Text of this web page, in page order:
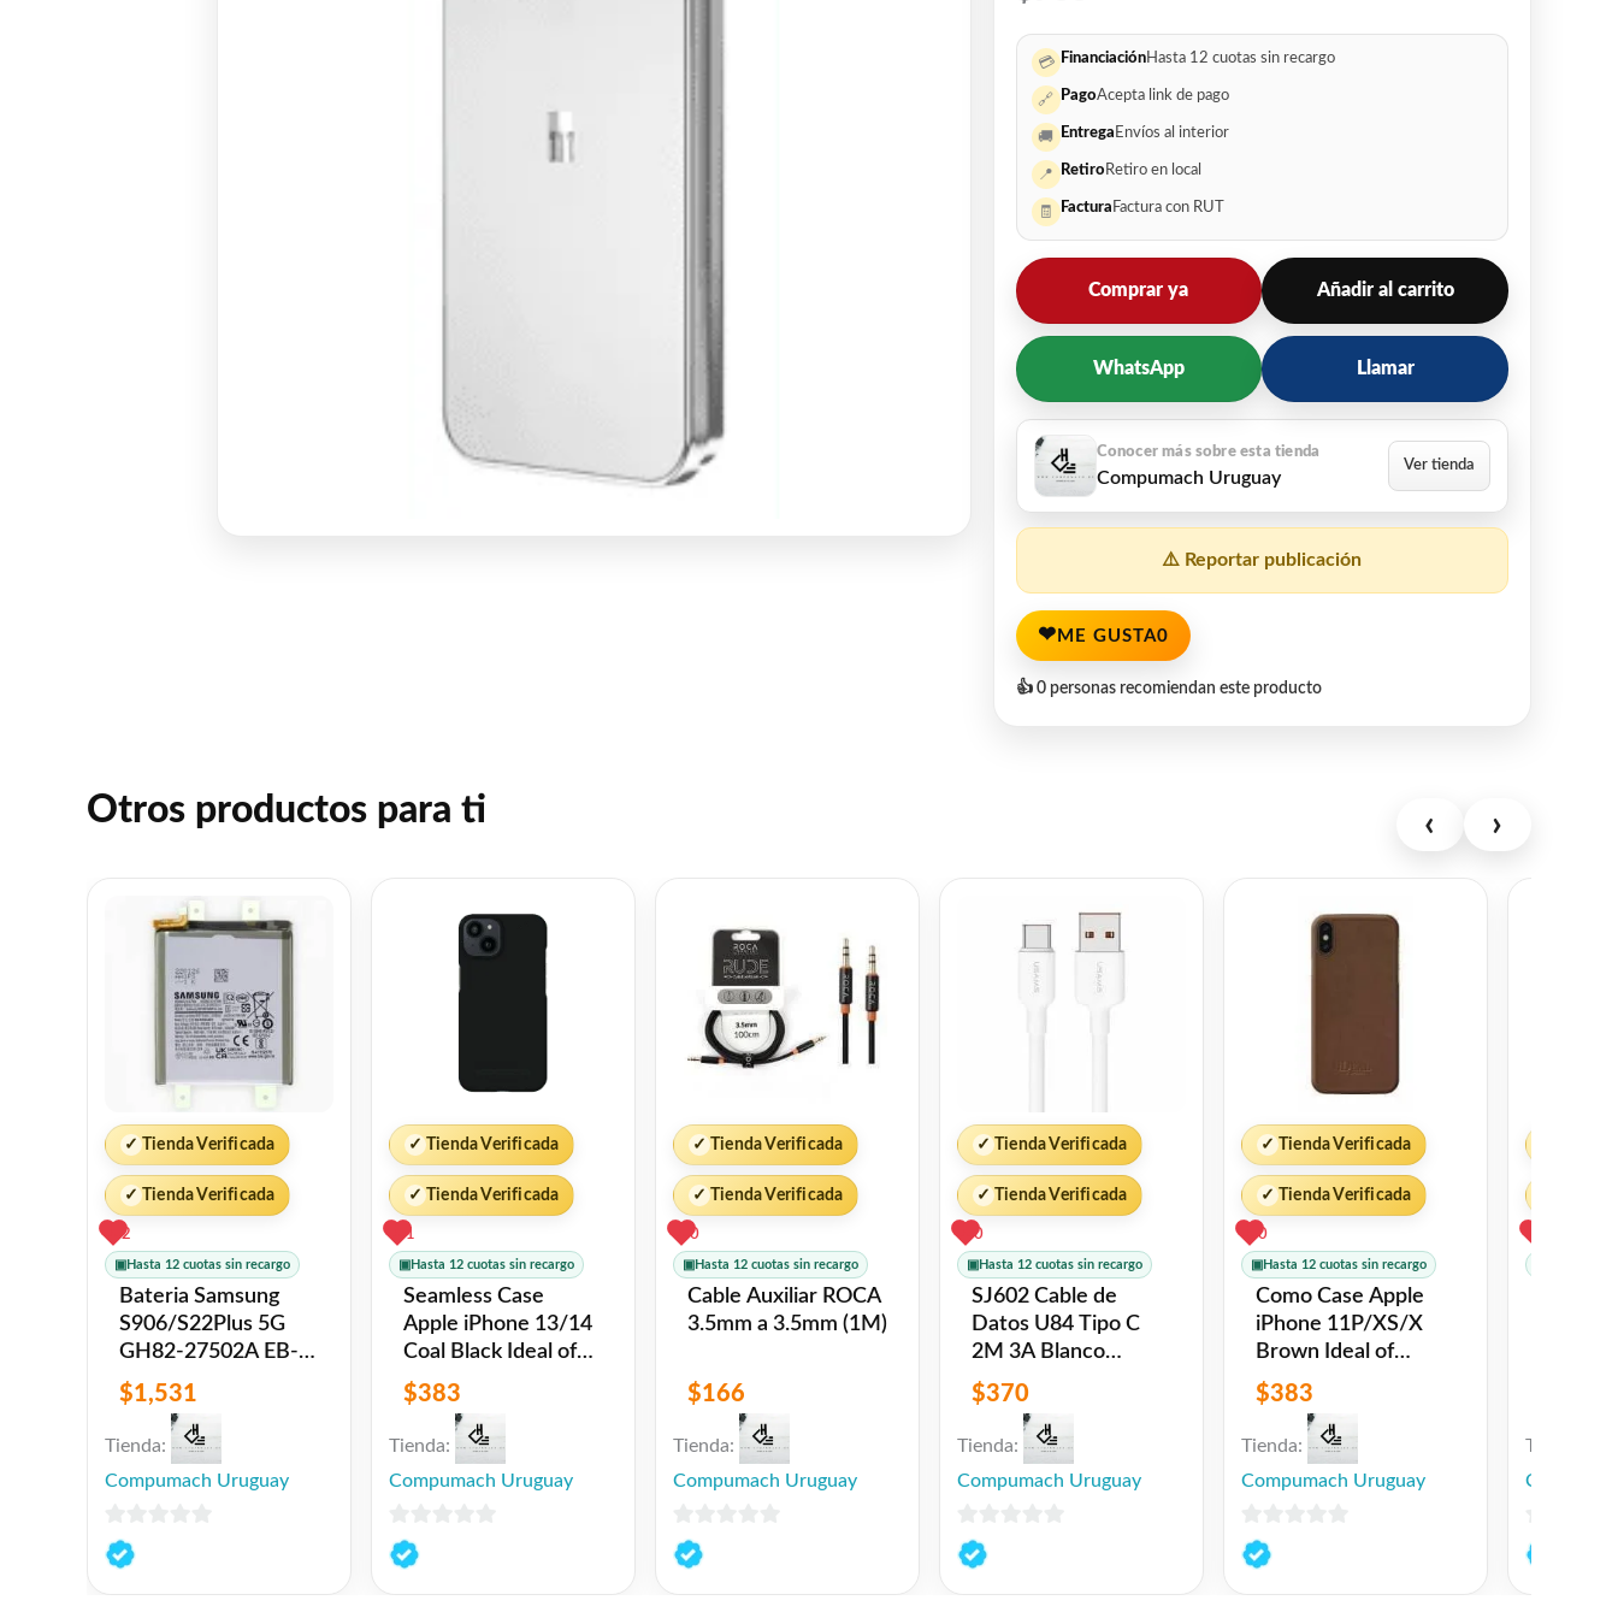
💳 FinanciaciónHasta 12 cuotas sin recargo
🔗 PagoAcepta link de pago
🚚 Entrega Envíos al interior
📍 Retiro Retiro en local
🧾 Factura Factura con RUT
Comprar ya Añadir al carrito
WhatsApp Llamar
Compumach Uruguay
⚠️ Reportar publicación
❤ ME GUSTA0
👍 0 personas recomiendan este producto
Otros productos para ti ‹ ›
✓ Tienda Verificada
✓ Tienda Verificada
2
▣Hasta 12 cuotas sin recargo
Bateria Samsung
S906/S22Plus 5G
GH82-27502A EB-
BS906ABY
4.500mAh Original
$1,531
Tienda:
Compumach Uruguay
0
de
✓ Tienda Verificada
✓ Tienda Verificada
1
▣Hasta 12 cuotas sin recargo
Seamless Case
Apple iPhone 13/14
Coal Black Ideal of
Sweden
$383
Tienda:
Compumach Uruguay
0
de
✓ Tienda Verificada
✓ Tienda Verificada
0
▣Hasta 12 cuotas sin recargo
Cable Auxiliar ROCA
3.5mm a 3.5mm (1M)
$166
Tienda:
Compumach Uruguay
0
de
✓ Tienda Verificada
✓ Tienda Verificada
0
▣Hasta 12 cuotas sin recargo
SJ602 Cable de
Datos U84 Tipo C
2M 3A Blanco
USAMS
$370
Tienda:
Compumach Uruguay
0
de
✓ Tienda Verificada
✓ Tienda Verificada
0
▣Hasta 12 cuotas sin recargo
Como Case Apple
iPhone 11P/XS/X
Brown Ideal of
Sweden
$383
Tienda:
Compumach Uruguay
0
de
Tienda:
0